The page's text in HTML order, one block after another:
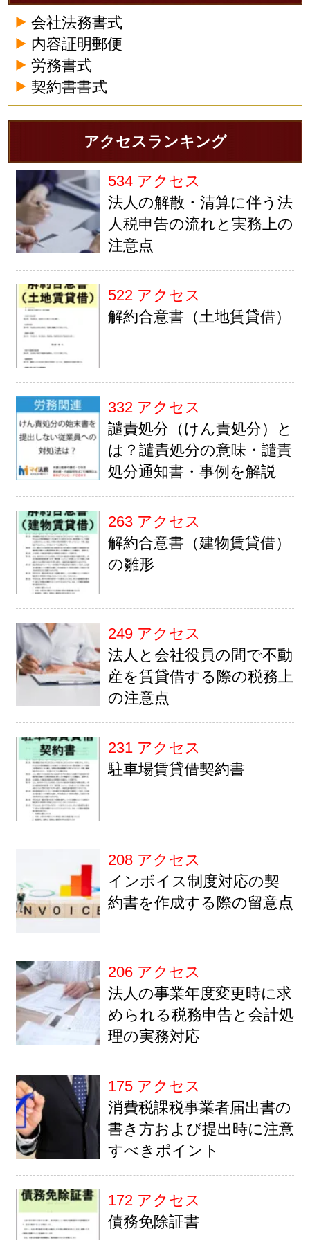
会社法務書式
内容証明郵便
労務書式
契約書書式
アクセスランキング
534 アクセス
法人の解散・清算に伴う法
人税申告の流れと実務上の
注意点
522 アクセス
解約合意書（土地賃貸借）
332 アクセス
譴責処分（けん責処分）と
は？譴責処分の意味・譴責
処分通知書・事例を解説
263 アクセス
解約合意書（建物賃貸借）
の雛形
249 アクセス
法人と会社役員の間で不動
産を賃貸借する際の税務上
の注意点
231 アクセス
駐車場賃貸借契約書
208 アクセス
インボイス制度対応の契
約書を作成する際の留意点
206 アクセス
法人の事業年度変更時に求
められる税務申告と会計処
理の実務対応
175 アクセス
消費税課税事業者届出書の
書き方および提出時に注意
すべきポイント
172 アクセス
債務免除証書